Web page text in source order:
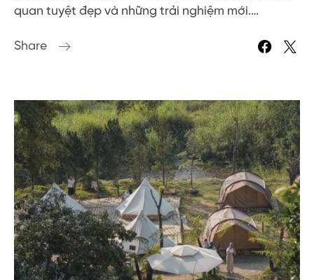
quan tuyệt đẹp và những trải nghiệm mới.…
Share